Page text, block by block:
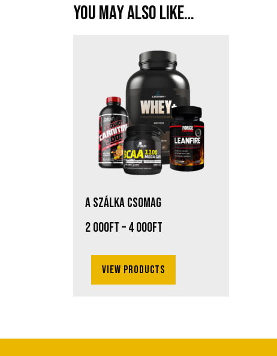
You may also like…
A SZÁLKA CSOMAG
2 000Ft–4 000Ft
View products